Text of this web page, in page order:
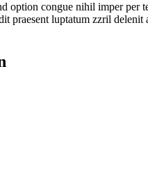
option congue nihil imper per
praesent luptatum zzril